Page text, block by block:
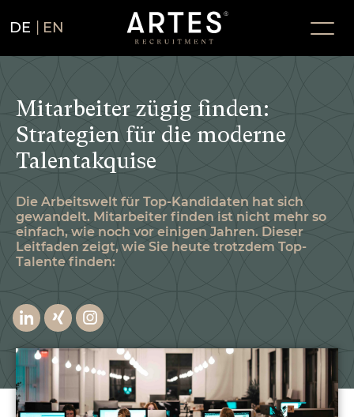
DE EN
Mitarbeiter zügig finden:
Strategien für die moderne
Talentakquise
Die Arbeitswelt für Top-Kandidaten hat sich
gewandelt. Mitarbeiter finden ist nicht mehr so
einfach, wie noch vor einigen Jahren. Dieser
Leitfaden zeigt, wie Sie heute trotzdem Top-
Talente finden: